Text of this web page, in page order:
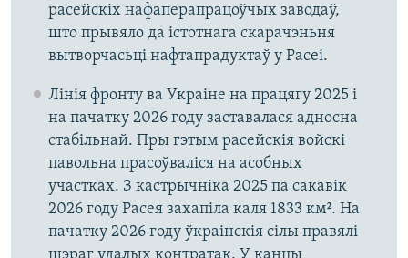
расейскіх нафаперапрацоўчых заводаў,
што прывяло да істотнага скарачэньня
вытворчасьці нафтапрадуктаў у Расеі.
Лінія фронту ва Украіне на працягу 2025 і
на пачатку 2026 году заставалася адносна
стабільнай. Пры гэтым расейскія войскі
павольна прасоўваліся на асобных
участках. З кастрычніка 2025 па сакавік
2026 году Расея захапіла каля 1833 км². На
пачатку 2026 году ўкраінскія сілы правялі
шэраг удалых контратак. У канцы